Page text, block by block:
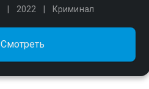
2022 Криминал
Смотреть